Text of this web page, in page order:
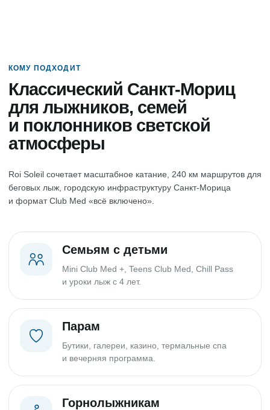
КОМУ ПОДХОДИТ
Классический Санкт-Мориц
для лыжников, семей
и поклонников светской
атмосферы
Roi Soleil сочетает масштабное катание, 240 км маршрутов для
беговых лыж, городскую инфраструктуру Санкт-Морица
и формат Club Med «всё включено».
Семьям с детьми
Mini Club Med +, Teens Club Med, Chill Pass
и уроки лыж с 4 лет.
Парам
Бутики, галереи, казино, термальные спа
и вечерняя программа.
Горнолыжникам